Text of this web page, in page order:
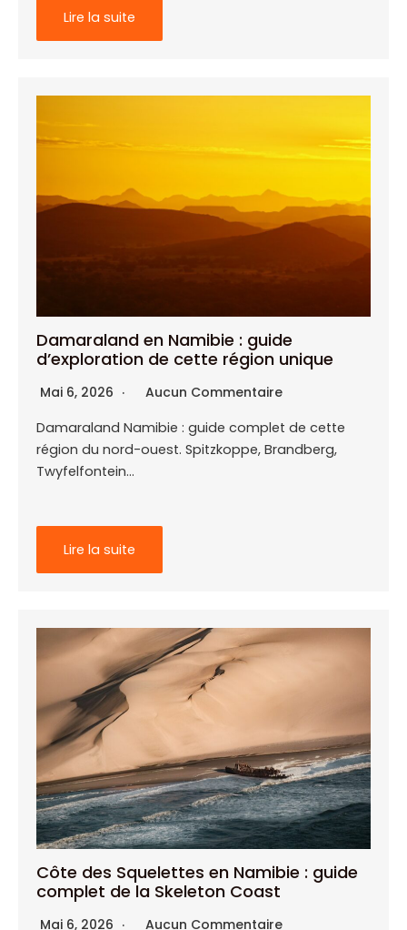
Lire la suite
Damaraland en Namibie : guide
d’exploration de cette région unique
Mai 6, 2026
Aucun Commentaire
Damaraland Namibie : guide complet de cette
région du nord-ouest. Spitzkoppe, Brandberg,
Twyfelfontein…
Lire la suite
Côte des Squelettes en Namibie : guide
complet de la Skeleton Coast
Mai 6, 2026 Aucun Commentaire